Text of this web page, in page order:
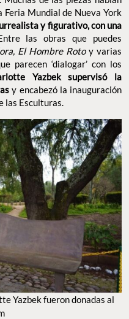
Mundial de Nueva York
y figurativo,con una
las obras que puedes
El Hombre Rotoy varias
parecen ‘dialogar’ con los
Yazbek supervisó la
y encabezó la inauguración
las Esculturas.
Yazbek fueron donadas al